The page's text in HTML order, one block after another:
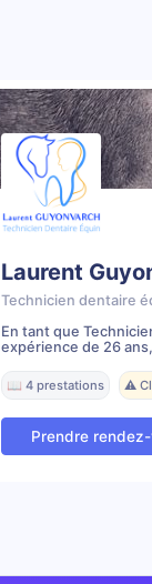
Laurent
Technicien dentaire
En tant que
expérience de 26
📖 4 prestations ⚠️
Prendre